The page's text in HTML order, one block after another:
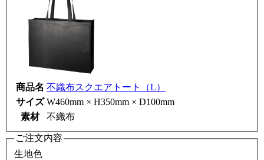
商品名 不織布スクエアトート（L）
サイズ W460mm × H350mm × D100mm
素材
不織布
ご注文内容
生地色